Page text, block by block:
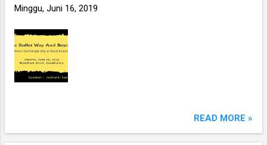
kepuasan tersendiri jika kita bisa menjadi
Minggu, Juni 16, 2019
READ MORE »